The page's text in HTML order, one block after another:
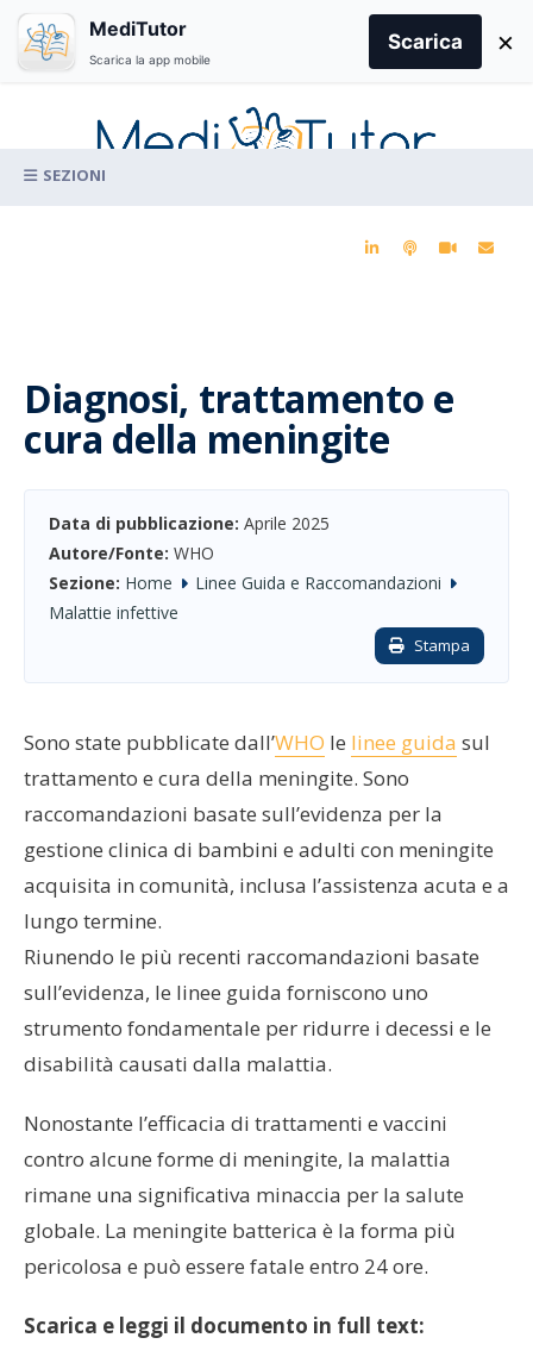
content
Diagnosi, trattamento e
cura della meningite
Data di pubblicazione: Aprile 2025
Autore/Fonte: WHO
Sezione: Home
Linee Guida e Raccomandazioni
Malattie infettive
Stampa
Sono state pubblicate dall’WHO le linee guida sul
trattamento e cura della meningite. Sono
raccomandazioni basate sull’evidenza per la
gestione clinica di bambini e adulti con meningite
acquisita in comunità, inclusa l’assistenza acuta e a
lungo termine.
Riunendo le più recenti raccomandazioni basate
sull’evidenza, le linee guida forniscono uno
strumento fondamentale per ridurre i decessi e le
disabilità causati dalla malattia.
Nonostante l’efficacia di trattamenti e vaccini
contro alcune forme di meningite, la malattia
rimane una significativa minaccia per la salute
globale. La meningite batterica è la forma più
pericolosa e può essere fatale entro 24 ore.
Scarica e leggi il documento in full text:
for:
MediTutor
Scarica la app mobile
Scarica ×